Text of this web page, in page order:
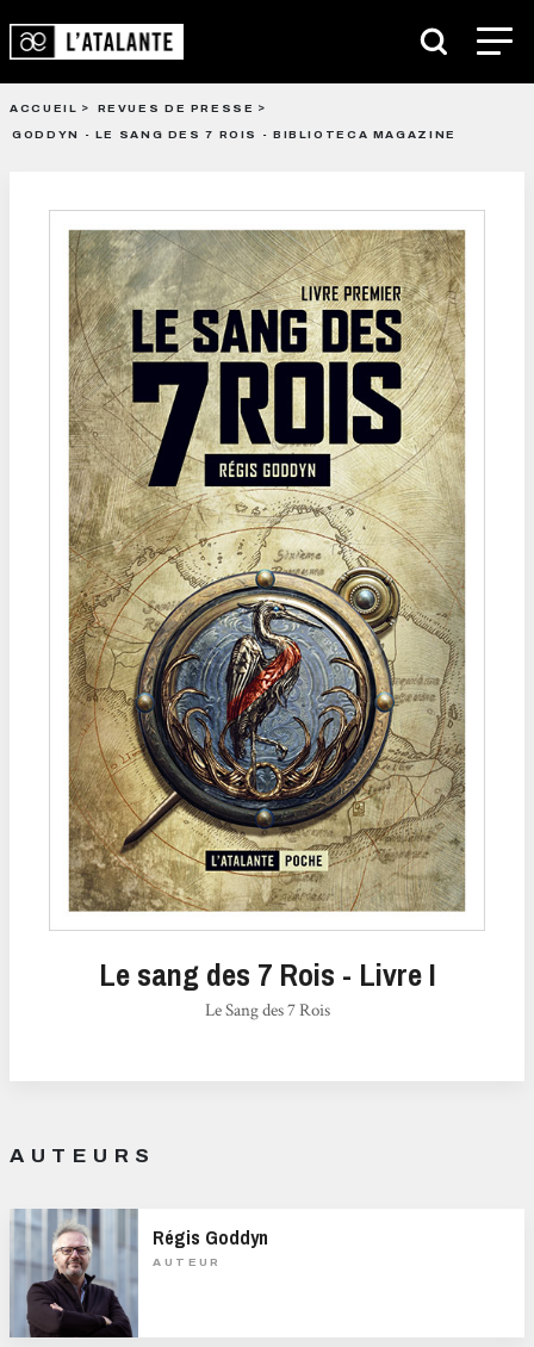
ACCUEIL
REVUES DE PRESSE
GODDYN - LE SANG DES 7 ROIS - BIBLIOTECA MAGAZINE
Le sang des 7 Rois - Livre I
Le Sang des 7 Rois
AUTEURS
Régis Goddyn
AUTEUR